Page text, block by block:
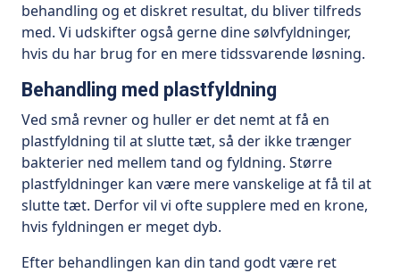
behandling og et diskret resultat, du bliver tilfreds
med. Vi udskifter også gerne dine sølvfyldninger,
hvis du har brug for en mere tidssvarende løsning.
Behandling med plastfyldning
Ved små revner og huller er det nemt at få en
plastfyldning til at slutte tæt, så der ikke trænger
bakterier ned mellem tand og fyldning. Større
plastfyldninger kan være mere vanskelige at få til at
slutte tæt. Derfor vil vi ofte supplere med en krone,
hvis fyldningen er meget dyb.
Efter behandlingen kan din tand godt være ret